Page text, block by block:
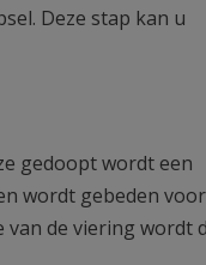
Deze stap kan u
gedoopt wordt een
wordt gebeden
de viering wordt